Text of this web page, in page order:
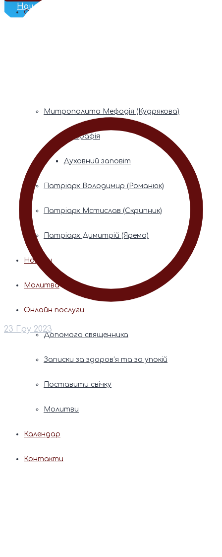
Наш Телеграм
Фонди пам’яті
Митрополита Мефодія (Кудрякова)
Біографія
Духовний заповіт
Патріарх Володимир (Романюк)
Патріарх Мстислав (Скрипник)
Патріарх Димитрій (Ярема)
Новини
Молитва
Онлайн послуги
Допомога священника
Записки за здоров’я та за упокій
Поставити свічку
Молитви
Календар
Контакти
23 Гру 2023